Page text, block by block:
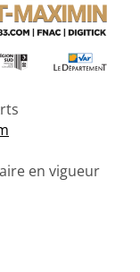
en vigueur